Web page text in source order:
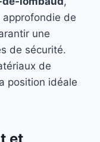
de
une
de sécurité.
de
position idéale